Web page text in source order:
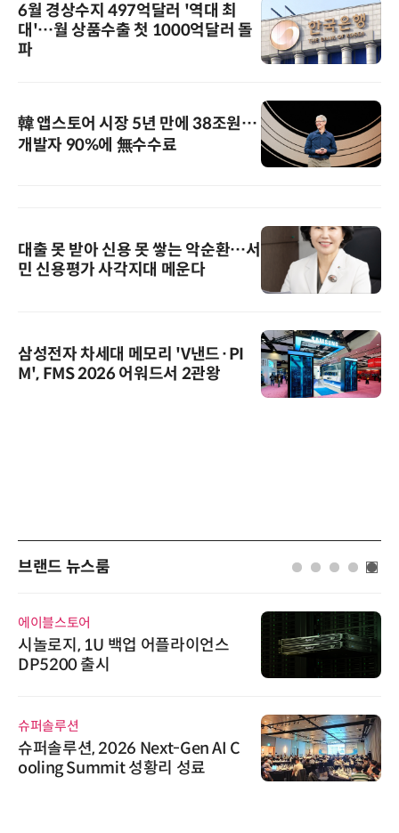
6월 경상수지 497억달러 '역대 최
대'…월 상품수출 첫 1000억달러 돌
파
韓 앱스토어 시장 5년 만에 38조원…
개발자 90%에 無수수료
대출 못 받아 신용 못 쌓는 악순환…서
민 신용평가 사각지대 메운다
삼성전자 차세대 메모리 'V낸드·PI
M', FMS 2026 어워드서 2관왕
브랜드 뉴스룸
에이블스토어
시놀로지, 1U 백업 어플라이언스
DP5200 출시
슈퍼솔루션
슈퍼솔루션, 2026 Next-Gen AI C
ooling Summit 성황리 성료